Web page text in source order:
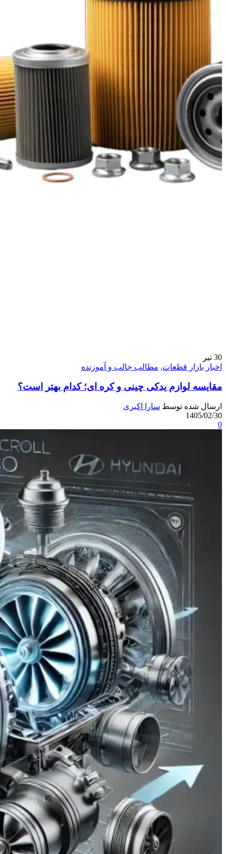
30 تیر
اخبار بازار قطعات, مطالب جالب و آموزنده
مقایسه لوازم یدکی چینی و کره‌ ای؛ کدام بهتر است؟
ارسال شده توسط سارا اکبری
1405/02/30
0